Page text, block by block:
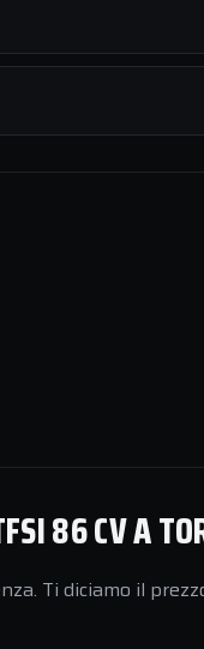
86 CV A
Ti diciamo il